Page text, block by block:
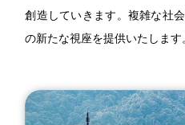
創造していきます。複雑な社
の新たな視座を提供いたします